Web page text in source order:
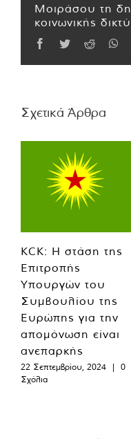
Μοιράσου τη
κοινωνικής
Facebook
TwitterReddit
Σχετικά Άρθρα
KCK: Η στάση της
Επιτροπής
Υπουργών του
Συμβουλίου της
Ευρώπης για την
απομόνωση είναι
ανεπαρκής
22 Σεπτεμβρίου, 2024 |
0
Σχόλια